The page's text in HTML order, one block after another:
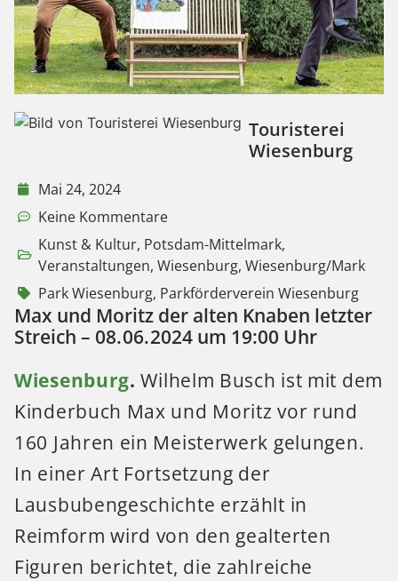
Touristerei
Wiesenburg
Mai 24, 2024
Keine Kommentare
Kunst & Kultur, Potsdam-Mittelmark,
Veranstaltungen, Wiesenburg, Wiesenburg/Mark
Park Wiesenburg, Parkförderverein Wiesenburg
Max und Moritz der alten Knaben letzter
Streich – 08. 06. 2024 um 19:00 Uhr
Wiesenburg. Wilhelm Busch ist mit dem
Kinderbuch Max und Moritz vor rund
160 Jahren ein Meisterwerk gelungen.
In einer Art Fortsetzung der
Lausbubengeschichte erzählt in
Reimform wird von den gealterten
Figuren berichtet, die zahlreiche